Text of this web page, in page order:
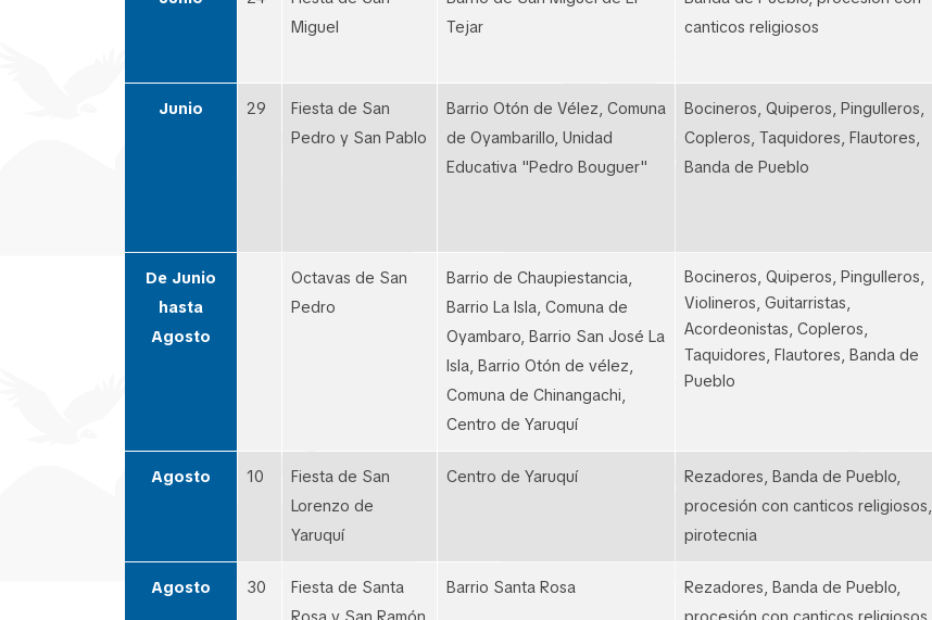
Miguel
Tejar
canticos religiosos
Junio 29
Fiesta de San
Pedro y San Pablo
Barrio Otón de Vélez, Comuna
de Oyambarillo, Unidad
Educativa "Pedro Bouguer"
Bocineros, Quiperos, Pingulleros,
Copleros, Taquidores, Flautores,
Banda de Pueblo
De Junio
hasta
Agosto
Octavas de San
Pedro
Barrio de Chaupiestancia,
Barrio La Isla, Comuna de
Oyambaro, Barrio San José La
Isla, Barrio Otón de vélez,
Comuna de Chinangachi,
Centro de Yaruquí
Bocineros, Quiperos, Pingulleros,
Violineros, Guitarristas,
Acordeonistas, Copleros,
Taquidores, Flautores, Banda de
Pueblo
Agosto 10
Fiesta de San
Lorenzo de
Yaruquí
Centro de Yaruquí
Rezadores, Banda de Pueblo,
procesión con canticos religiosos,
pirotecnia
Agosto 30
Fiesta de Santa
Barrio Santa Rosa
Rezadores, Banda de Pueblo,